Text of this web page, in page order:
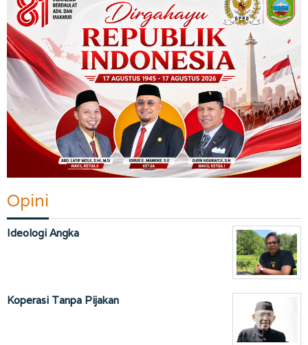
Opini
Ideologi Angka
Koperasi Tanpa Pijakan